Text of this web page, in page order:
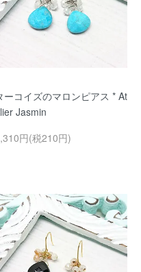
ーコイズのマロンピアス * At
Jasmin
円(税210円)